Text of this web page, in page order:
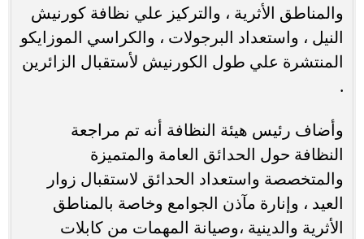
والمناطق الأثرية ، والتركيز علي نظافة كورنيش
النيل ، واستعداد البرجولات ، والكراسي الموزايكو
المنتشرة علي طول الكورنيش لأستقبال الزائرين
.
وأضاف رئيس هيئة النظافة أنه تم مراجعة
النظافة حول الحدائق العامة والمتميزة
والمتخصصة واستعداد الحدائق لاستقبال زوار
العيد ، وإنارة مآذن الجوامع وخاصة بالمناطق
الأثرية والدينية ،وصيانة المهمات من كابلات